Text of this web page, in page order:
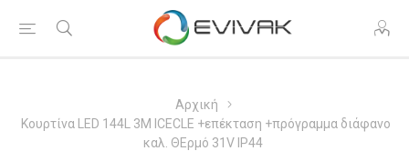
Αρχική
Κουρτίνα LED 144L 3M ICECLE +επέκταση +πρόγραμμα διάφανο
καλ. ΘΕρμό 31V IP44